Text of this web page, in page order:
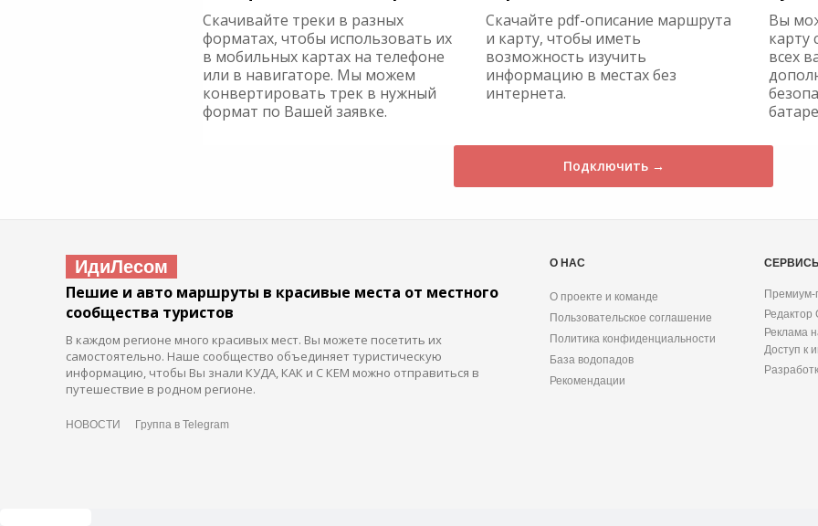
Скачивайте треки в разных
форматах, чтобы использовать их
в мобильных картах на телефоне
или в навигаторе. Мы можем
конвертировать трек в нужный
формат по Вашей заявке.
Скачайте pdf-описание маршрута
и карту, чтобы иметь
возможность изучить
информацию в местах без
интернета.
Вы
карту
всех
Подключить →
ИдиЛесом
Пешие и авто маршруты в красивые места от местного
сообщества туристов
В каждом регионе много красивых мест. Вы можете посетить их
самостоятельно. Наше сообщество объединяет туристическую
информацию, чтобы Вы знали КУДА, КАК и С КЕМ можно отправиться в
путешествие в родном регионе.
НОВОСТИ Группа в Telegram
О НАС
О проекте и команде
Пользовательское соглашение
Политика конфиденциальности
База водопадов
Рекомендации
Премиум-
Редактор
Реклама
Доступ к